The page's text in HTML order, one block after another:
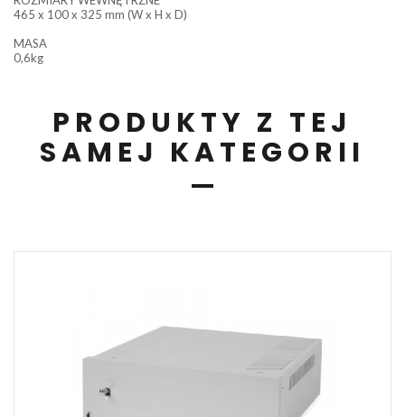
465 x 100 x 325 mm (W x H x D)
MASA
0,6kg
PRODUKTY Z TEJ
SAMEJ KATEGORII